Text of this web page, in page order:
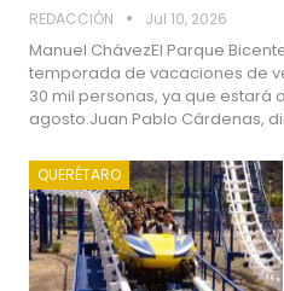
REDACCIÓN Jul 10, 2026
Manuel ChávezEl Parque
temporada de vacaciones de
30 mil personas, ya que estará
agosto.Juan Pablo Cárdenas,
QUERÉTARO